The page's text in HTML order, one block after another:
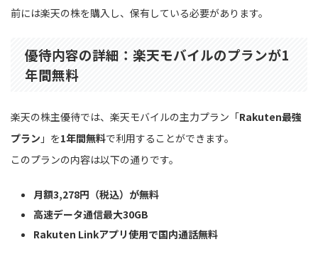
前には楽天の株を購入し、保有している必要があります。
優待内容の詳細：楽天モバイルのプランが1
年間無料
楽天の株主優待では、楽天モバイルの主力プラン「Rakuten最強
プラン 」を1年間無料で利用することができます。
このプランの内容は以下の通りです。
月額3,278円（税込）が無料
高速データ通信最大30GB
Rakuten Linkアプリ使用で国内通話無料